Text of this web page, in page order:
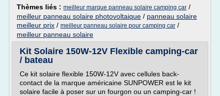
Thèmes liés : meilleur marque panneau solaire camping car /
meilleur panneau solaire photovoltaique / panneau solaire
meilleur prix / meilleur panneau solaire pour camping car /
meilleur panneau solaire
Kit Solaire 150W-12V Flexible camping-car
/ bateau
Ce kit solaire flexible 150W-12V avec cellules back-
contact de la marque américaine SUNPOWER est le kit
solaire facile à poser sur un fourgon ou un camping-car !